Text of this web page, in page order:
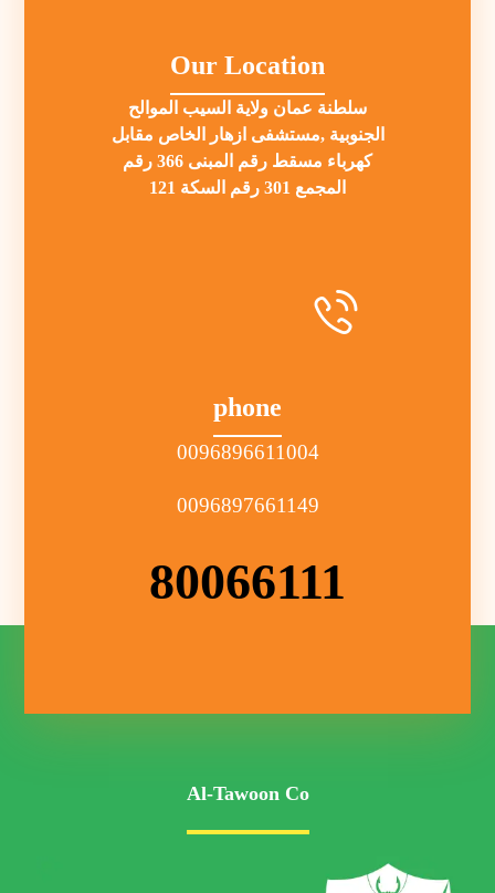
Our Location
سلطنة عمان ولاية السيب الموالح
الجنوبية ,مستشفى ازهار الخاص مقابل
كهرباء مسقط رقم المبنى 366 رقم
المجمع 301 رقم السكة 121
phone
0096896611004
0096897661149
80066111
Al-Tawoon Co